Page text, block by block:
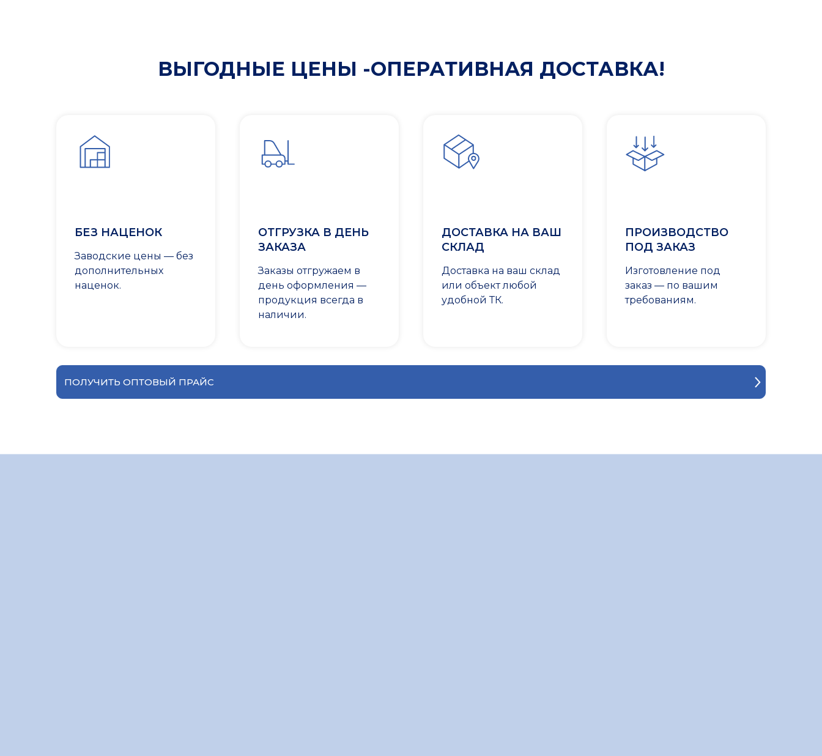
ВЫГОДНЫЕ ЦЕНЫ -ОПЕРАТИВНАЯ ДОСТАВКА!
БЕЗ НАЦЕНОК
Заводские цены — без
дополнительных
наценок.
ОТГРУЗКА В ДЕНЬ
ЗАКАЗА
Заказы отгружаем в
день оформления —
продукция всегда в
наличии.
ДОСТАВКА НА ВАШ
СКЛАД
Доставка на ваш склад
или объект любой
удобной ТК.
ПРОИЗВОДСТВО
ПОД ЗАКАЗ
Изготовление под
заказ — по вашим
требованиям.
ПОЛУЧИТЬ ОПТОВЫЙ ПРАЙС